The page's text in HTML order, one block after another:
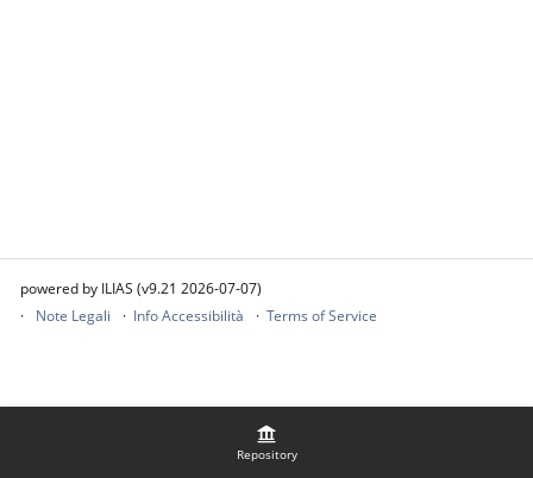
Repository
powered by ILIAS (v9.21 2026-07-07)
Note Legali
Info Accessibilità Terms of Service